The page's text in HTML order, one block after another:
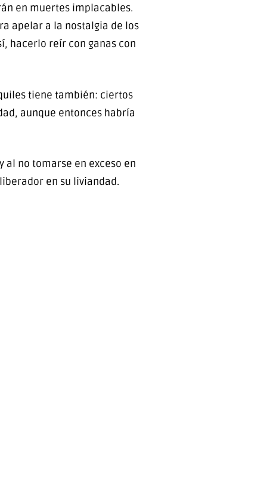
en muertes implacables.
apelar a la nostalgia de los
hacerlo reír con ganas con
tiene también: ciertos
aunque entonces habría
no tomarse en exceso en
en su liviandad.